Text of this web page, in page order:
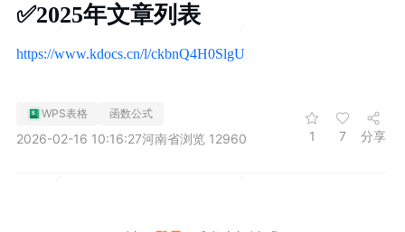
✅2025年文章列表
https://www.kdocs.cn/l/ckbnQ4H0SlgU
WPS表格 函数公式
2026-02-16 10:16:27河南省浏览 12960 1 7 分享